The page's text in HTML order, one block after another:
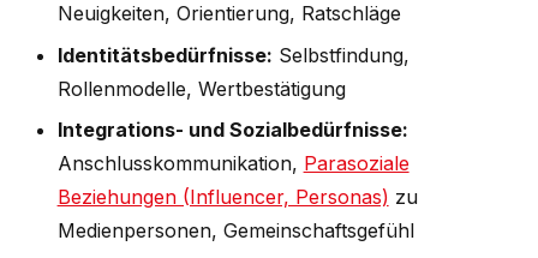
Neuigkeiten, Orientierung, Ratschläge
Identitätsbedürfnisse: Selbstfindung,
Rollenmodelle, Wertbestätigung
Integrations- und Sozialbedürfnisse:
Anschlusskommunikation, Parasoziale
Beziehungen (Influencer, Personas) zu
Medienpersonen, Gemeinschaftsgefühl